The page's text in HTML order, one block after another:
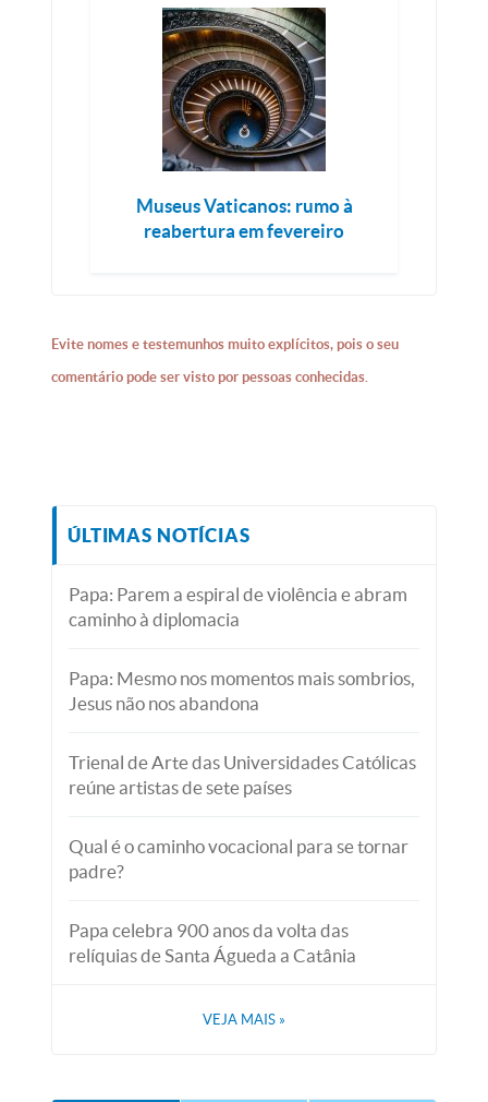
Museus Vaticanos: rumo à
reabertura em fevereiro
Evite nomes e testemunhos muito explícitos, pois o seu
comentário pode ser visto por pessoas conhecidas.
ÚLTIMAS NOTÍCIAS
Papa: Parem a espiral de violência e abram
caminho à diplomacia
Papa: Mesmo nos momentos mais sombrios,
Jesus não nos abandona
Trienal de Arte das Universidades Católicas
reúne artistas de sete países
Qual é o caminho vocacional para se tornar
padre?
Papa celebra 900 anos da volta das
relíquias de Santa Águeda a Catânia
VEJA MAIS »